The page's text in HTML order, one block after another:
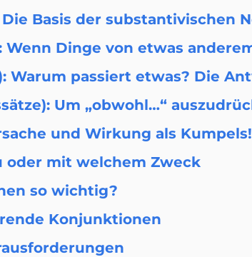
Basis der substantivischen
Wenn Dinge von etwas
Warum passiert etwas? Die
Um „obwohl…“
und Wirkung als Kumpels!
oder mit welchem Zweck
so wichtig?
Konjunktionen